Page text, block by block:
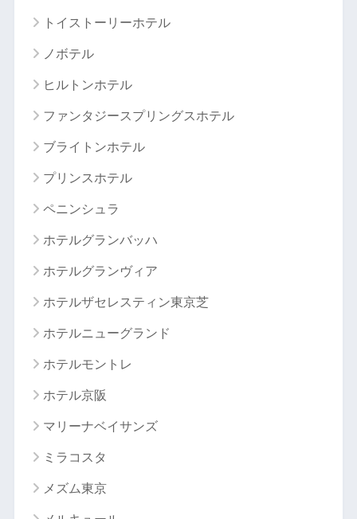
トイストーリーホテル
ノボテル
ヒルトンホテル
ファンタジースプリングスホテル
ブライトンホテル
プリンスホテル
ペニンシュラ
ホテルグランバッハ
ホテルグランヴィア
ホテルザセレスティン東京芝
ホテルニューグランド
ホテルモントレ
ホテル京阪
マリーナベイサンズ
ミラコスタ
メズム東京